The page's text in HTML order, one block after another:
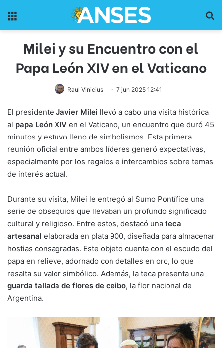
Milei y su Encuentro con el
Papa León XIV en el Vaticano
Raul Vinicius 7 jun 2025 12:41
El presidente Javier Milei llevó a cabo una visita histórica
al papa León XIV en el Vaticano, un encuentro que duró 45
minutos y estuvo lleno de simbolismos. Esta primera
reunión oficial entre ambos líderes generó expectativas,
especialmente por los regalos e intercambios sobre temas
de interés actual.
Durante su visita, Milei le entregó al Sumo Pontífice una
serie de obsequios que llevaban un profundo significado
cultural y religioso. Entre estos, destacó una teca
artesanal elaborada en plata 900, diseñada para almacenar
hostias consagradas. Este objeto cuenta con el escudo del
papa en relieve, adornado con detalles en oro, lo que
resalta su valor simbólico. Además, la teca presenta una
guarda tallada de flores de ceibo, la flor nacional de
Argentina.